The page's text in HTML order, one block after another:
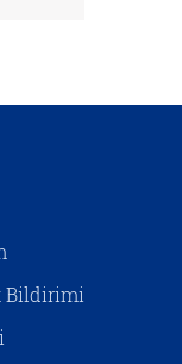
Bildirimi